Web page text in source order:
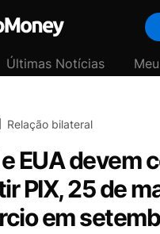
Últimas Notícias
Relação bilateral
EUA devem
PIX, 25 de
em